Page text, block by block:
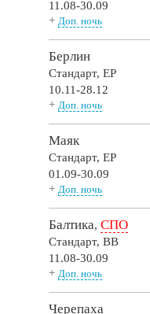
11.08-30.09
+Доп. ночь
Берлин
Стандарт,EP
10.11-28.12
+Доп. ночь
Маяк
Стандарт,EP
01.09-30.09
+Доп. ночь
Балтика,СПО
Стандарт,BB
11.08-30.09
+Доп. ночь
Черепаха